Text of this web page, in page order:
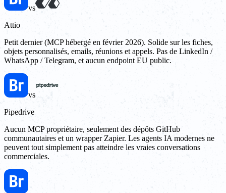
vs
Attio
Petit dernier (MCP hébergé en février 2026). Solide sur les fiches,
objets personnalisés, emails, réunions et appels. Pas de LinkedIn /
WhatsApp / Telegram, et aucun endpoint EU public.
vs
Pipedrive
Aucun MCP propriétaire, seulement des dépôts GitHub
communautaires et un wrapper Zapier. Les agents IA modernes ne
peuvent tout simplement pas atteindre les vraies conversations
commerciales.